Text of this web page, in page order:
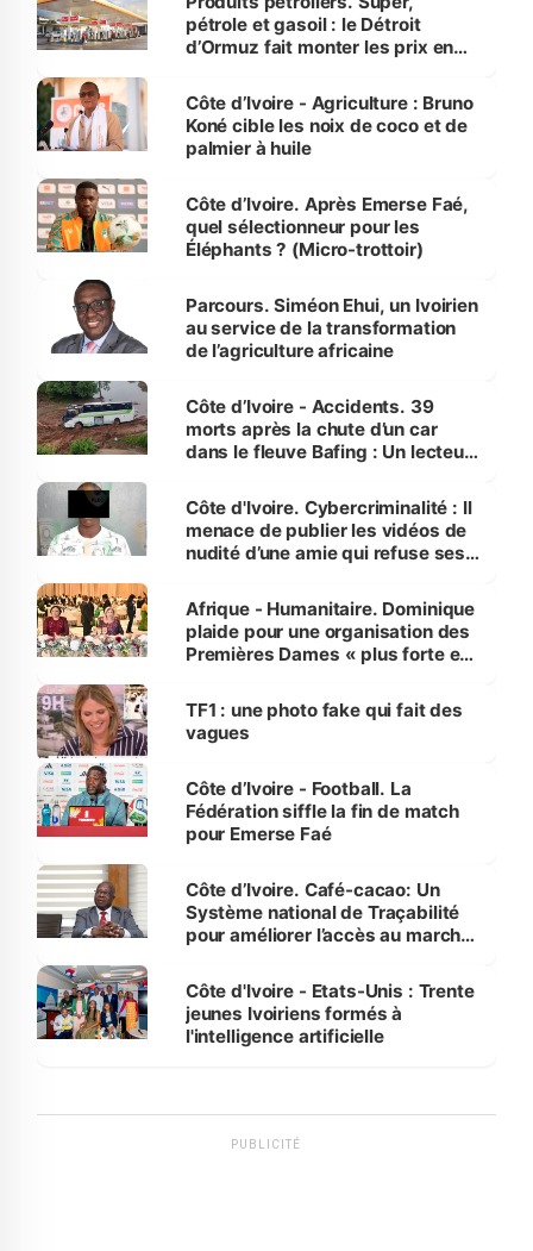
pétrole et gasoil : le Détroit
d’Ormuz fait monter les prix en
Côte d’Ivoire - Agriculture : Bruno
Koné cible les noix de coco et de
palmier à huile
Côte d’Ivoire. Après Emerse Faé,
quel sélectionneur pour les
Éléphants ? (Micro-trottoir)
Parcours. Siméon Ehui, un Ivoirien
au service de la transformation
de l’agriculture africaine
Côte d’Ivoire - Accidents. 39
morts après la chute d’un car
dans le fleuve Bafing : Un lecteur
des Transports
Côte d'Ivoire. Cybercriminalité : Il
menace de publier les vidéos de
nudité d’une amie qui refuse ses
Afrique - Humanitaire. Dominique
plaide pour une organisation des
Premières Dames « plus forte et
sur la scène internationale »
TF1 : une photo fake qui fait des
vagues
Côte d’Ivoire - Football. La
Fédération siffle la fin de match
pour Emerse Faé
Côte d’Ivoire. Café-cacao: Un
Système national de Traçabilité
pour améliorer l’accès au marché
Côte d'Ivoire - Etats-Unis : Trente
jeunes Ivoiriens formés à
l'intelligence artificielle
PUBLICITÉ